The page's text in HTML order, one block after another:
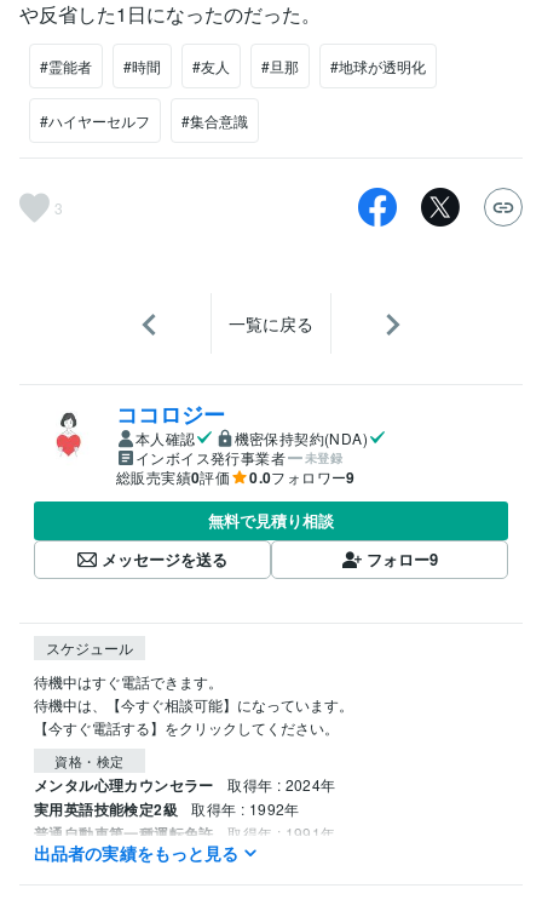
や反省した1日になったのだった。
#霊能者 #時間 #友人 #旦那 #地球が透明化
#ハイヤーセルフ #集合意識
3
一覧に戻る
ココロジー
本人確認
機密保持契約(NDA)
インボイス発行事業者
未登録
総販売実績0評価 0.0フォロワー9
無料で見積り相談
メッセージを送る
フォロー9
スケジュール
待機中はすぐ電話できます。
待機中は、【今すぐ相談可能】になっています。
【今すぐ電話する】をクリックしてください。
資格・検定
メンタル心理カウンセラー 取得年 : 2024年
実用英語技能検定2級 取得年 : 1992年
普通自動車第一種運転免許 取得年 : 1991年
出品者の実績をもっと見る